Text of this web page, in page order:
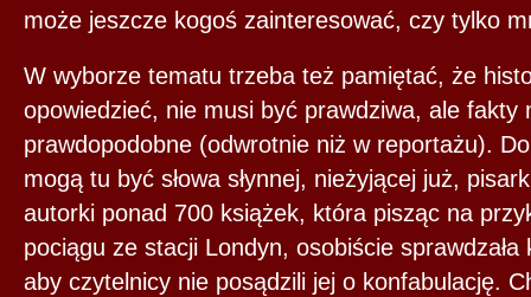
może jeszcze kogoś zainteresować, czy tylko
W wyborze tematu trzeba też pamiętać, że
opowiedzieć, nie musi być prawdziwa, ale fakty
prawdopodobne (odwrotnie niż w reportażu).
mogą tu być słowa słynnej, nieżyjącej już,
autorki ponad 700 książek, która pisząc na
pociągu ze stacji Londyn, osobiście sprawdzała
aby czytelnicy nie posądzili jej o konfabulację.